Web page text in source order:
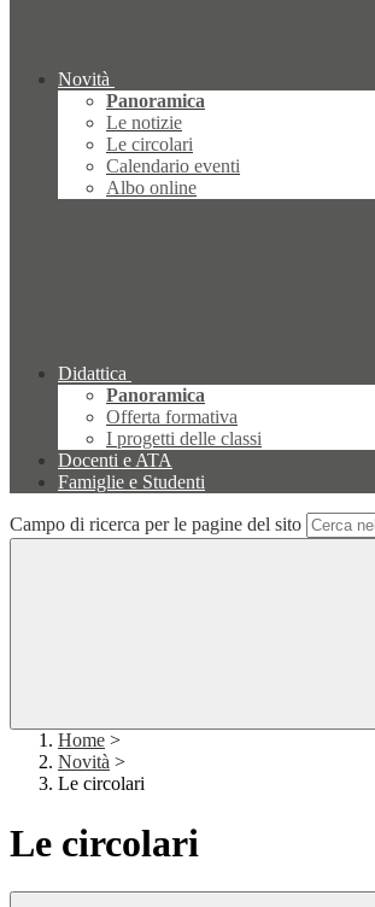
Novità
Panoramica
Le notizie
Le circolari
Calendario eventi
Albo online
Didattica
Panoramica
Offerta formativa
I progetti delle classi
Docenti e ATA
Famiglie e Studenti
Campo di ricerca per le pagine del sito
Home >
Novità >
Le circolari
Le circolari